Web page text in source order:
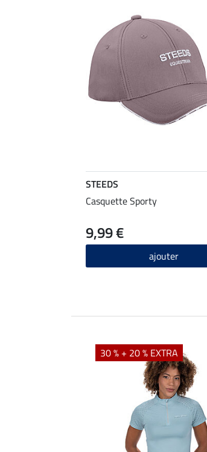
STEEDS
Casquette Sporty
9,99 €
ajouter
30 % + 20 % EXTRA